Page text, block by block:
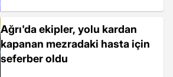
Ağrı'da ekipler, yolu kardan
kapanan mezradaki hasta için
seferber oldu